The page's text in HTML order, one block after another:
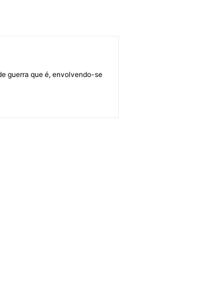
guerra que é, envolvendo-se